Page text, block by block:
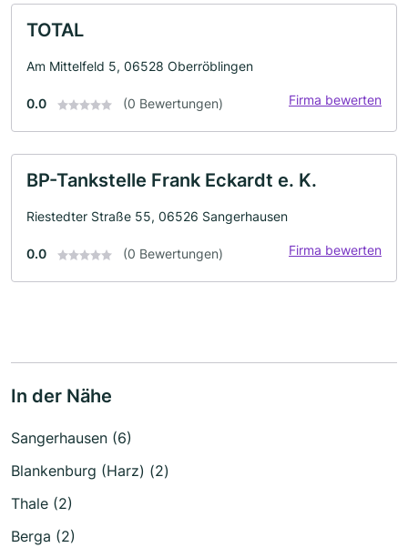
TOTAL
Am Mittelfeld 5, 06528 Oberröblingen
0.0 (0 Bewertungen) Firma bewerten
BP-Tankstelle Frank Eckardt e. K.
Riestedter Straße 55, 06526 Sangerhausen
0.0 (0 Bewertungen) Firma bewerten
In der Nähe
Sangerhausen (6)
Blankenburg (Harz) (2)
Thale (2)
Berga (2)